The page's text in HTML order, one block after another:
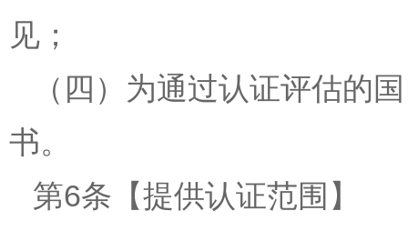
见；
（四）为通过认证评估的
书。
第6条【提供认证范围】